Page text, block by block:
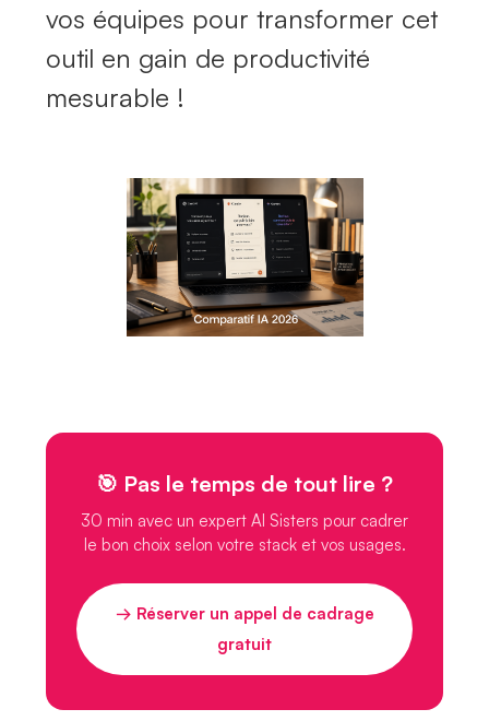
vos équipes pour transformer cet
outil en gain de productivité
mesurable !
🎯 Pas le temps de tout lire ?
30 min avec un expert AI Sisters pour cadrer
le bon choix selon votre stack et vos usages.
→ Réserver un appel de cadrage
gratuit